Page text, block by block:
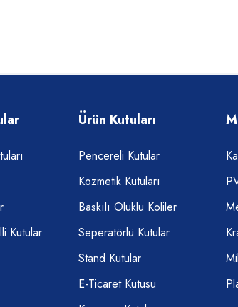
Kutular
Ürün Kutuları
Pencereli Kutular
Kozmetik Kutuları
Baskılı Oluklu Koliler
Seperatörlü Kutular
Stand Kutular
E-Ticaret Kutusu